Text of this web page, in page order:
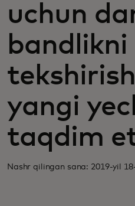
Innovatorlar
Yangiliklar va
uchun
bandlikni
yangi
taqdim
Nashr qilingan sana: 2019-yil